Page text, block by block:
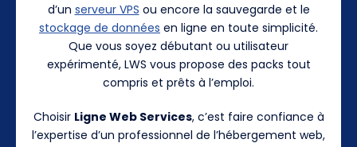
d’un serveur VPS ou encore la sauvegarde et le
stockage de données en ligne en toute simplicité.
Que vous soyez débutant ou utilisateur
expérimenté, LWS vous propose des packs tout
compris et prêts à l’emploi.
Choisir Ligne Web Services, c’est faire confiance à
l’expertise d’un professionnel de l’hébergement web,